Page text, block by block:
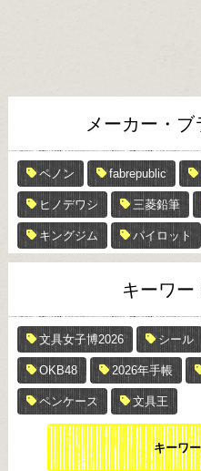
メーカー・
ペノン fabrepublic
ヒノデワシ 三菱鉛筆
キングジム パイロット
キーワー
文具女子博2026 シール
OKB48 2026年手帳
ペンケース 文具王
キーワ